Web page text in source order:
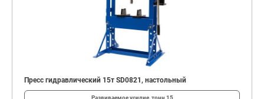
Пресс гидравлический 15т SD0821, настольный
Развиваемое усилие, тонн 15